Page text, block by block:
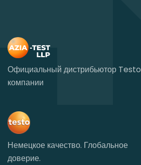
Официальный дистрибьютор Testo
компании
Немецкое качество. Глобальное
доверие.